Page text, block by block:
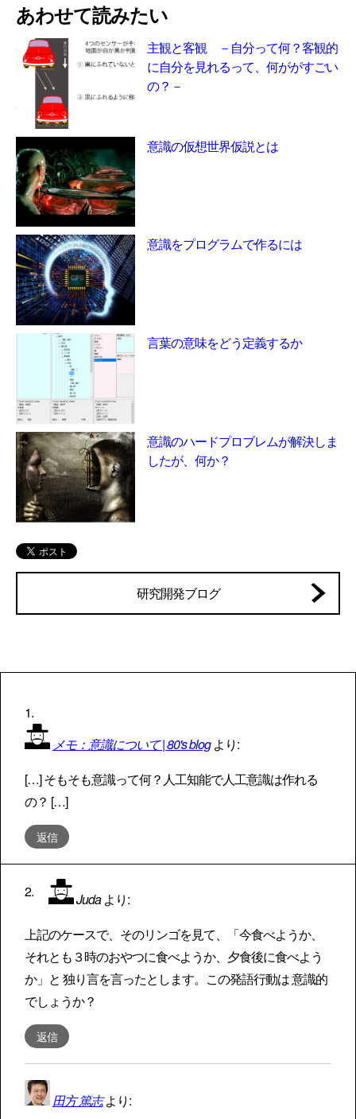
あわせて読みたい
主観と客観 －自分って何？客観的
に自分を見れるって、何ががすごい
の？－
意識の仮想世界仮説とは
意識をプログラムで作るには
言葉の意味をどう定義するか
意識のハードプロブレムが解決しま
したが、何か？
研究開発ブログ
メモ：意識について | 80's blog より:
[…] そもそも意識って何？人工知能で人工意識は作れる
の？ […]
返信
Juda より:
上記のケースで、そのリンゴを見て、「今食べようか、
それとも３時のおやつに食べようか、夕食後に食べよう
か」と 独り言を言ったとします。この発語行動は 意識的
でしょうか？
返信
田方 篤志 より: